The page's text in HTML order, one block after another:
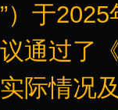
）于
通过了
际情况